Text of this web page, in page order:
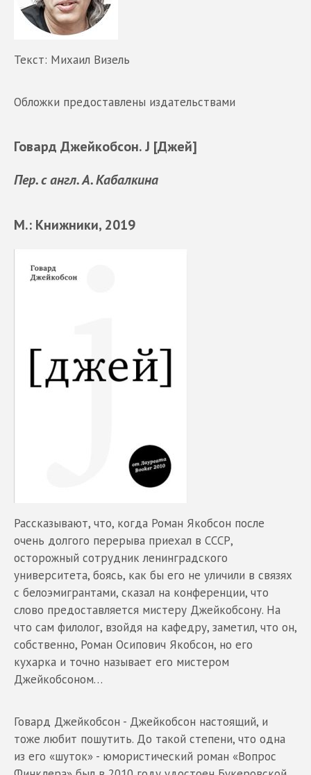
Текст: Михаил Визель
Обложки предоставлены издательствами
Говард Джейкобсон. J [Джей]
Пер. с англ. А. Кабалкина
М.: Книжники, 2019
Рассказывают, что, когда Роман Якобсон после
очень долгого перерыва приехал в СССР,
осторожный сотрудник ленинградского
университета, боясь, как бы его не уличили в связях
с белоэмигрантами, сказал на конференции, что
слово предоставляется мистеру Джейкобсону. На
что сам филолог, взойдя на кафедру, заметил, что он,
собственно, Роман Осипович Якобсон, но его
кухарка и точно называет его мистером
Джейкобсоном…
Говард Джейкобсон - Джейкобсон настоящий, и
тоже любит пошутить. До такой степени, что одна
из его «шуток» - юмористический роман «Вопрос